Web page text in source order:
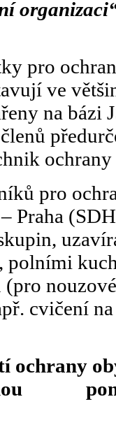
pro
ve
na bázi
ochrany
pro
Praha
polními
cvičení
ochrany